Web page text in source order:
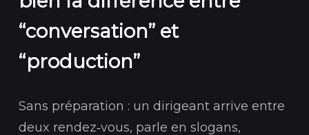
“conversation” et
“production”
Sans préparation : un dirigeant arrive entre
deux rendez‑vous, parle en slogans,